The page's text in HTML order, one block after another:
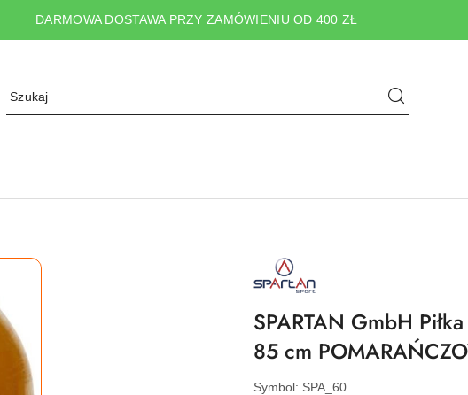
DARMOWA DOSTAWA PRZY ZAMÓWIENIU OD 400 ZŁ
NAZWA
PRODUCENTA:
SPARTAN
SPARTAN GmbH
85 cm
Symbol: SPA_60